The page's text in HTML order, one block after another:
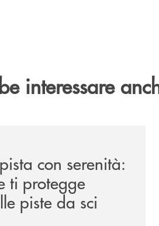
interessare
con serenità:
ti protegge
piste da sci